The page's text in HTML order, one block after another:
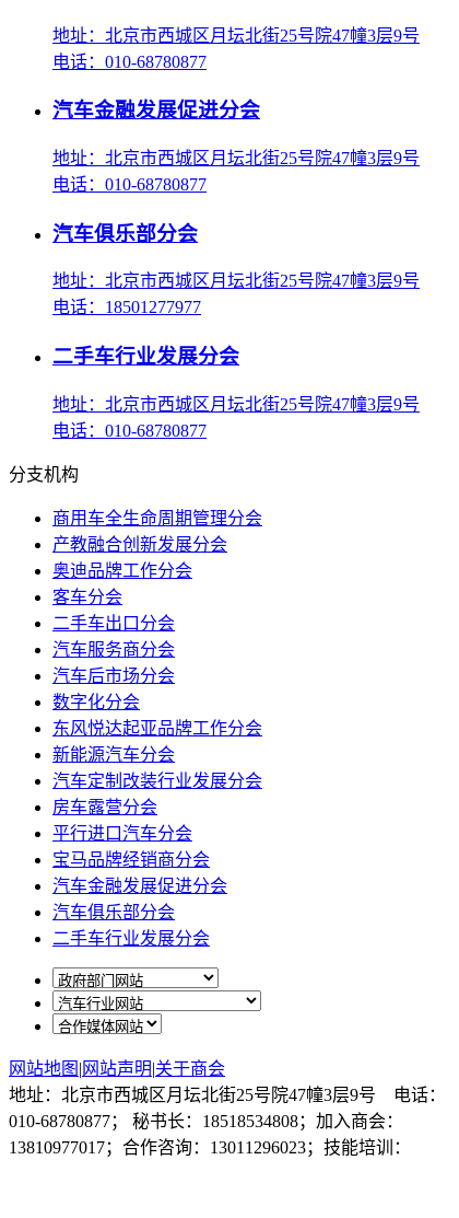
地址：北京市西城区月坛北街25号院47幢3层9号
电话：010-68780877
汽车金融发展促进分会
地址：北京市西城区月坛北街25号院47幢3层9号
电话：010-68780877
汽车俱乐部分会
地址：北京市西城区月坛北街25号院47幢3层9号
电话：18501277977
二手车行业发展分会
地址：北京市西城区月坛北街25号院47幢3层9号
电话：010-68780877
分支机构
商用车全生命周期管理分会
产教融合创新发展分会
奥迪品牌工作分会
客车分会
二手车出口分会
汽车服务商分会
汽车后市场分会
数字化分会
东风悦达起亚品牌工作分会
新能源汽车分会
汽车定制改装行业发展分会
房车露营分会
平行进口汽车分会
宝马品牌经销商分会
汽车金融发展促进分会
汽车俱乐部分会
二手车行业发展分会
网站地图 | 网站声明|关于商会
地址：北京市西城区月坛北街25号院47幢3层9号 电话：
010-68780877； 秘书长：18518534808；加入商会：
13810977017；合作咨询：13011296023；技能培训：